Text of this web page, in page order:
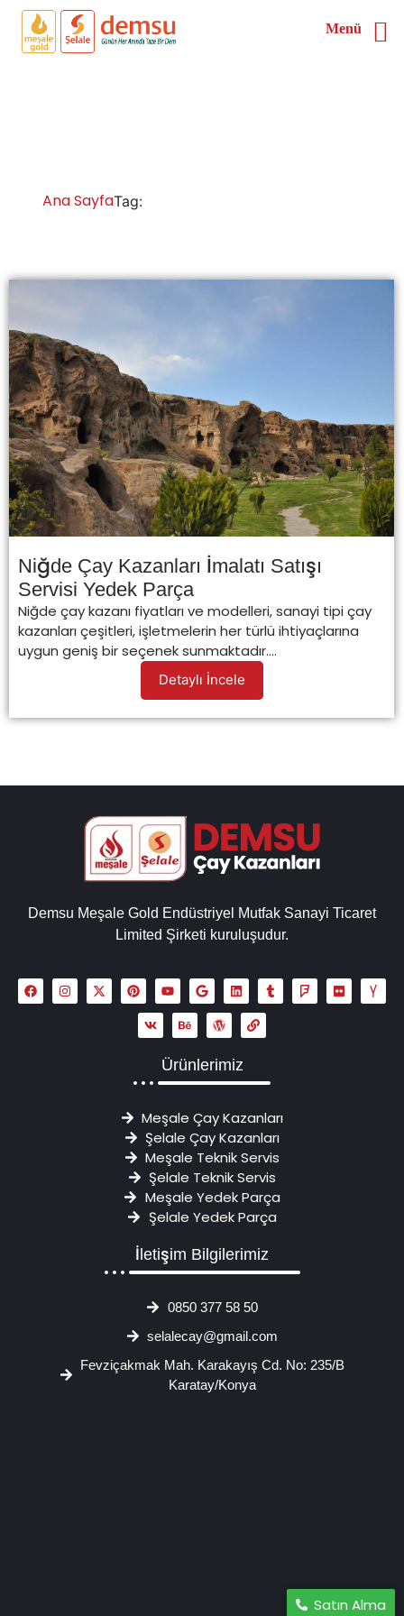
Ana SayfaTag:
Niğde Çay Kazanları İmalatı Satışı
Servisi Yedek Parça
Niğde çay kazanı fiyatları ve modelleri, sanayi tipi çay
kazanları çeşitleri, işletmelerin her türlü ihtiyaçlarına
uygun geniş bir seçenek sunmaktadır....
Detaylı İncele
Demsu Meşale Gold Endüstriyel Mutfak Sanayi Ticaret
Limited Şirketi kuruluşudur.
Ürünlerimiz
Meşale Çay Kazanları
Şelale Çay Kazanları
Meşale Teknik Servis
Şelale Teknik Servis
Meşale Yedek Parça
Şelale Yedek Parça
İletişim Bilgilerimiz
0850 377 58 50
selalecay@gmail.com
Fevziçakmak Mah. Karakayış Cd. No: 235/B
Karatay/Konya
Satın Alma
Menü